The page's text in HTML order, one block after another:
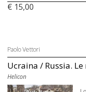
€ 15,00
Paolo Vettori
Ucraina / Russia.
Helicon